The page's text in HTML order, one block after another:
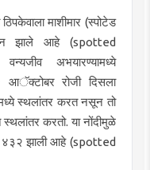
माशीमार (स्पोटेड
झाले आहे (spotted
अभयारण्यामध्ये
२२ आॅक्टोबर रोजी दिसला
स्थलांतर करत नसून तो
करतो. या नोंदीमुळे
४३२ झाली आहे (spotted